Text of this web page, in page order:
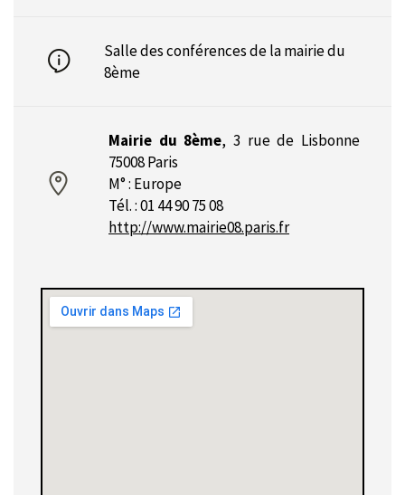
Salle des conférences de la mairie du
8ème
Mairie du 8ème,3 rue de Lisbonne
75008 Paris
M° : Europe
Tél. : 01 44 90 75 08
http://www.mairie08.paris.fr